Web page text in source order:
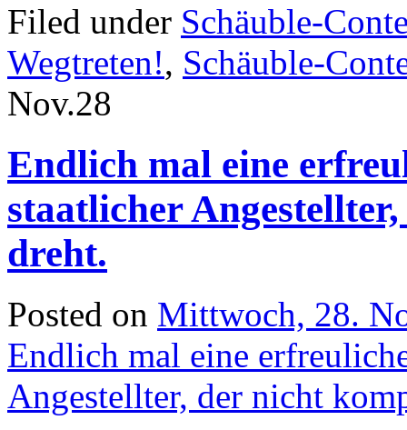
Filed under Schäuble-
Wegtreten!, Schäuble-
Nov.28
Endlich mal eine
staatlicher
dreht.
Posted on Mittwoch, 28.
Endlich mal eine
Angestellter, der nicht